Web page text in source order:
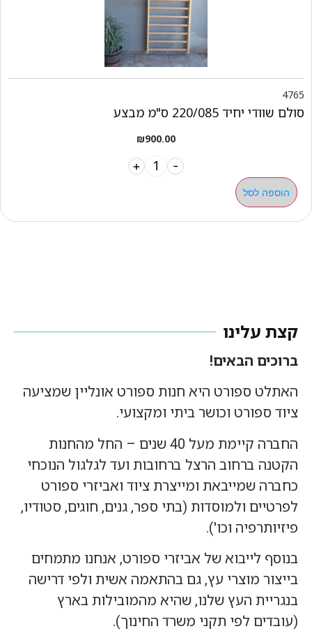
4765
סולם שוודי יחיד 220/085 ס"מ מבצע
₪900.00
-
+
הוספה לסל
קצת עלינו
ברוכים הבאים!
האתלט ספורט היא חנות ספורט אונליין שמציעה
ציוד ספורט וכושר ביתי ומקצועי.
החברה קיימת מעל 40 שנים – החל מהחנות
הקטנה ברחוב הרצל ברחובות ועד לגלגול הנוכחי
כחברה שמייבאת ומייצרת ציוד ואביזרי ספורט
לפרטיים ולמוסדות (בתי ספר, גנים, חוגים, סטודיו,
פיזיותרפיה וכו').
בנוסף לייבוא של אביזרי ספורט, אנחנו מתמחים
בייצור מוצרי עץ, גם בהתאמה אשית ולפי דרישה
בנגריית העץ שלנו, שהיא מהמובילות בארץ
(עובדים לפי תקני משרד החינוך).